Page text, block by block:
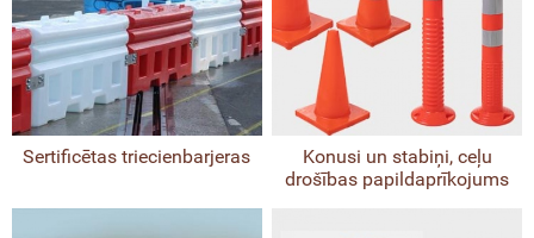
Sertificētas triecienbarjeras
Konusi un stabiņi, ceļu
drošības papildaprīkojums